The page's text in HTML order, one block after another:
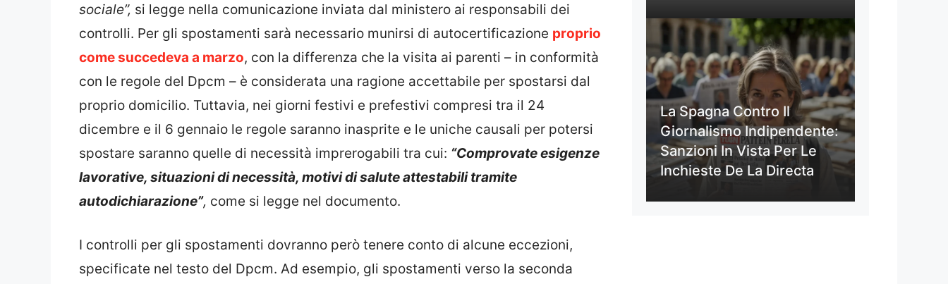
sociale”, si legge nella comunicazione inviata dal ministero ai responsabili dei
controlli. Per gli spostamenti sarà necessario munirsi di autocertificazione proprio
come succedeva a marzo, con la differenza che la visita ai parenti – in conformità
con le regole del Dpcm – è considerata una ragione accettabile per spostarsi dal
proprio domicilio. Tuttavia, nei giorni festivi e prefestivi compresi tra il 24
dicembre e il 6 gennaio le regole saranno inasprite e le uniche causali per potersi
spostare saranno quelle di necessità imprerogabili tra cui: “Comprovate esigenze
lavorative, situazioni di necessità, motivi di salute attestabili tramite
autodichiarazione”, come si legge nel documento.
I controlli per gli spostamenti dovranno però tenere conto di alcune eccezioni,
specificate nel testo del Dpcm. Ad esempio, gli spostamenti verso la seconda
La Spagna Contro Il
Giornalismo Indipendente:
Sanzioni In Vista Per Le
Inchieste De La Directa